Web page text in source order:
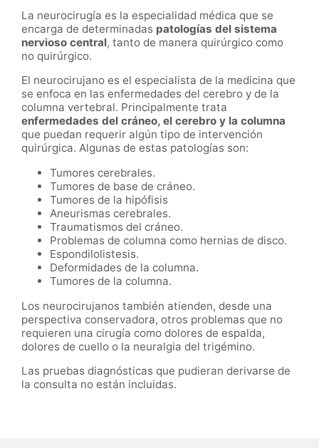
La neurocirugía es la especialidad médica que se
encarga de determinadas patologías del sistema
nervioso central, tanto de manera quirúrgico como
no quirúrgico.
El neurocirujano es el especialista de la medicina que
se enfoca en las enfermedades del cerebro y de la
columna vertebral. Principalmente trata
enfermedades del cráneo, el cerebro y la columna
que puedan requerir algún tipo de intervención
quirúrgica. Algunas de estas patologías son:
Tumores cerebrales.
Tumores de base de cráneo.
Tumores de la hipófisis
Aneurismas cerebrales.
Traumatismos del cráneo.
Problemas de columna como hernias de disco.
Espondilolistesis.
Deformidades de la columna.
Tumores de la columna.
Los neurocirujanos también atienden, desde una
perspectiva conservadora, otros problemas que no
requieren una cirugía como dolores de espalda,
dolores de cuello o la neuralgia del trigémino.
Las pruebas diagnósticas que pudieran derivarse de
la consulta no están incluidas.